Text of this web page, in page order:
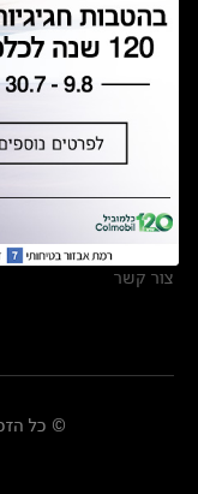
תקנון ימי מכירות 120 לכלמוביל
מצאו אותנו
אולמות תצוגה
מרכזי שירות
צור קשר
© כל